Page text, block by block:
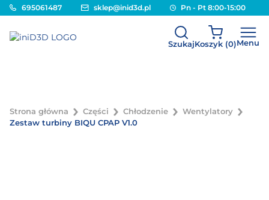
695061487 sklep@inid3d.pl Pn - Pt 8:00-15:00
SzukajKoszyk (0)Menu
Strona główna Części Chłodzenie
Wentylatory
Zestaw turbiny BIQU CPAP V1.0